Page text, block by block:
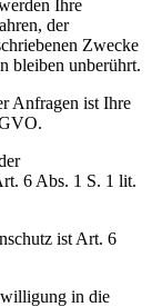
Ihre
der
Zwecke
bleiben unberührt.
Anfragen ist Ihre
6 Abs. 1 S. 1 lit.
ist Art. 6
in die